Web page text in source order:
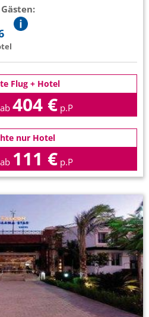
Flug + Hotel
404 € p.P
nur Hotel
111 € p.P